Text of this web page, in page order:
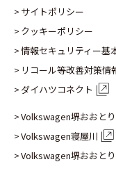
サイトポリシー
クッキーポリシー
情報セキュリティー基
リコール等改善対策情
ダイハツコネクト
Volkswagen堺おおとり
Volkswagen寝屋川
Volkswagen堺おおと